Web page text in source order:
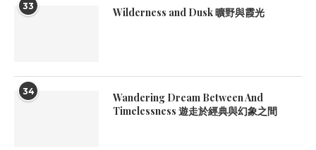
33 Wilderness and Dusk 曠野與霞光
34
Wandering Dream Between And
Timelessness 遊走於經典與幻象之間